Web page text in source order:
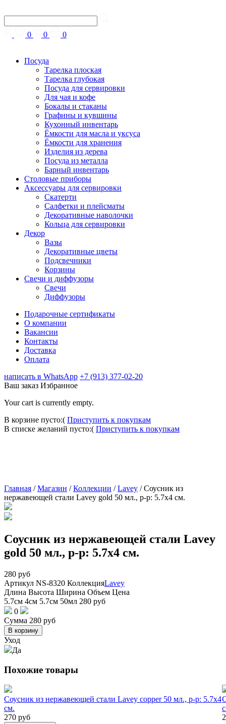
0 0 0
Посуда
Тарелка плоская
Тарелка глубокая
Посуда для сервировки
Для чая и кофе
Бокалы и стаканы
Графины и кувшины
Кухонный инвентарь
Ёмкости для масла и уксуса
Ёмкости для хранения
Изделия из дерева
Посуда из металла
Барный инвентарь
Столовые приборы
Аксессуары для сервировки
Скатерти
Cалфетки и плейсматы
Декоративные наволочки
Кольца для сервировки
Декор
Вазы
Декоративные цветы
Подсвечники
Корзины
Свечи и диффузоры
Свечи
Диффузоры
Подарочные сертификаты
О компании
Вакансии
Контакты
Доставка
Оплата
написать в WhatsApp +7 (913) 377-02-20
Ваш заказ Избранное
Your cart is currently empty.
В корзине пусто:( Приступить к покупкам
В списке желаний пусто:( Приступить к покупкам
Главная /Магазин /Коллекции /Lavey /Соусник из
нержавеющей стали Lavey gold 50 мл., р-р: 5.7х4 см.
Соусник из нержавеющей стали Lavey
gold 50 мл., р-р: 5.7х4 см.
280 руб
Артикул NS-8320 КоллекцияLavey
Длина Высота Ширина Объем Цена
5.7см 4см 5.7см 50мл 280 руб
0
Сумма 280 руб
В корзину
Уход
Да
Похожие товары
Соусник из нержавеющей стали Lavey copper 50 мл., р-р: 5.7х4
см.
270 руб